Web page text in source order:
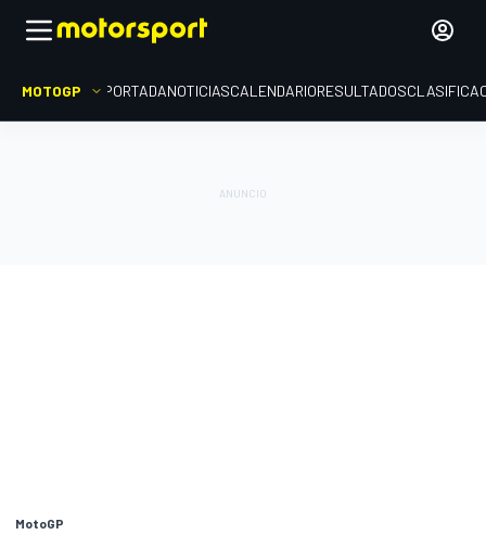
MOTOGP PORTADANOTICIASCALENDARIORESULTADOS
MotoGP